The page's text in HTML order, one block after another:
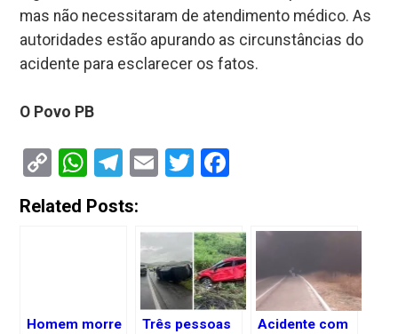
mas não necessitaram de atendimento médico. As
autoridades estão apurando as circunstâncias do
acidente para esclarecer os fatos.
O Povo PB
Copy
Link
WhatsApp
Telegram
EmailTwitter
Related Posts:
Homem morre
Três pessoas
Acidente com